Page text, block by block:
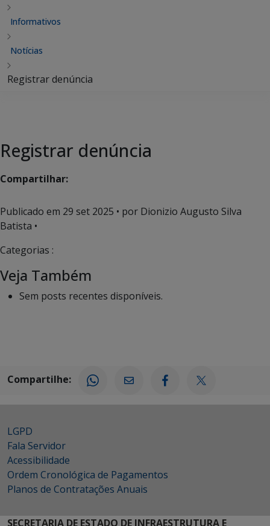
Informativos
Notícias
Registrar denúncia
Registrar denúncia
Compartilhar:
Publicado em 29 set 2025 • por Dionizio Augusto Silva
Batista •
Categorias :
Veja Também
Sem posts recentes disponíveis.
Compartilhe:
LGPD
Fala Servidor
Acessibilidade
Ordem Cronológica de Pagamentos
Planos de Contratações Anuais
SECRETARIA DE ESTADO DE INFRAESTRUTURA E